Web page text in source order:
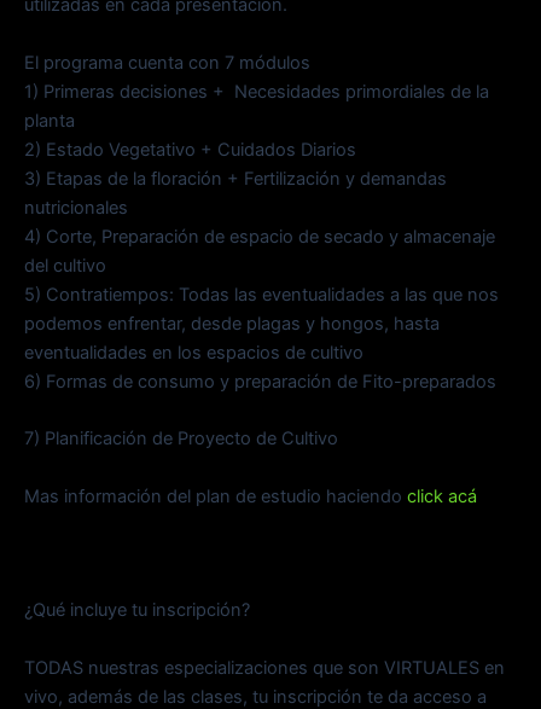
utilizadas en cada presentación.
El programa cuenta con 7 módulos
1) Primeras decisiones + Necesidades primordiales de la
planta
2) Estado Vegetativo + Cuidados Diarios
3) Etapas de la floración + Fertilización y demandas
nutricionales
4) Corte, Preparación de espacio de secado y almacenaje
del cultivo
5) Contratiempos: Todas las eventualidades a las que nos
podemos enfrentar, desde plagas y hongos, hasta
eventualidades en los espacios de cultivo
6) Formas de consumo y preparación de Fito-preparados
7) Planificación de Proyecto de Cultivo
Mas información del plan de estudio haciendo click acá
¿Qué incluye tu inscripción?
TODAS nuestras especializaciones que son VIRTUALES en
vivo, además de las clases, tu inscripción te da acceso a